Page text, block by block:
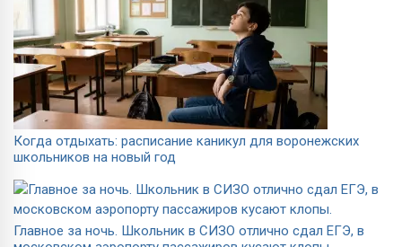
Когда отдыхать: расписание каникул для воронежских
школьников на новый год
Главное за ночь. Школьник в СИЗО отлично сдал ЕГЭ, в